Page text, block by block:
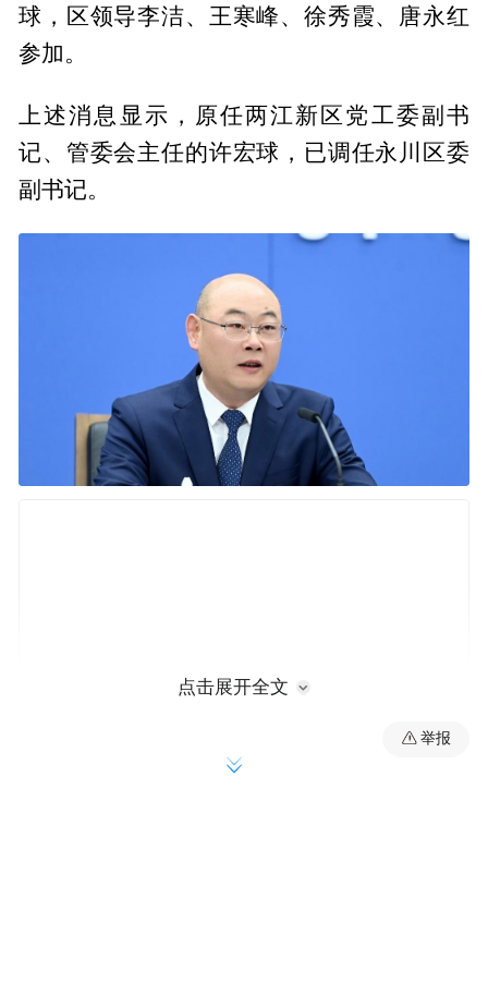
球，区领导李洁、王寒峰、徐秀霞、唐永红
参加。
上述消息显示，原任两江新区党工委副书
记、管委会主任的许宏球，已调任永川区委
副书记。
点击展开全文
举报